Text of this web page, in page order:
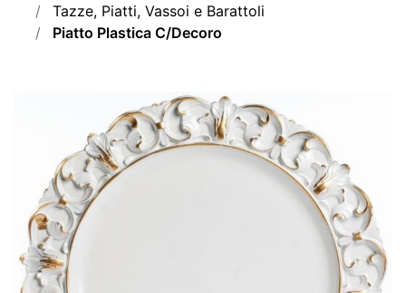
Tazze, Piatti, Vassoi e Barattoli
Piatto Plastica C/Decoro